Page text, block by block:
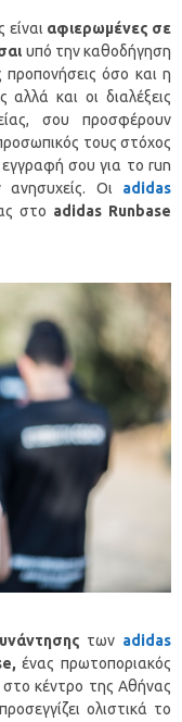
είναι αφιερωμένες σε
υπό την καθοδήγηση
όσο και η
και οι διαλέξεις
σου προσφέρουν
τους στόχος
σου για το run
Οι adidas
στο adidas Runbase
των adidas
,ένας πρωτοποριακός
στο κέντρο της Αθήνας
ολιστικά το